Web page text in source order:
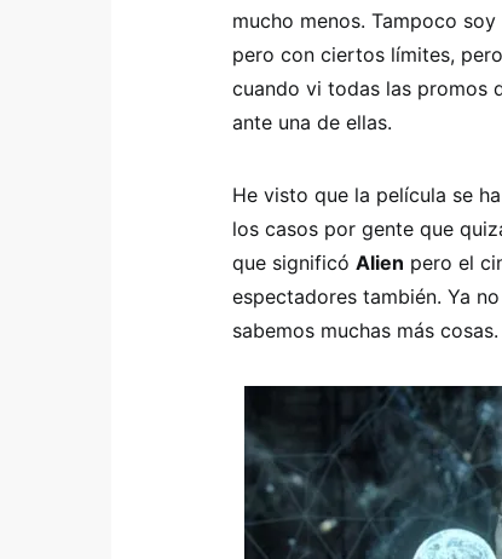
mucho menos. Tampoco
pero con ciertos límites, pero
cuando vi todas las promos
ante una de ellas.
He visto que la película se
los casos por gente que
que significó Alien pero el
espectadores también. Ya
sabemos muchas más cosas.